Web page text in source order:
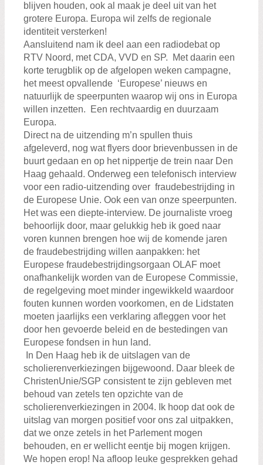
blijven houden, ook al maak je deel uit van het
grotere Europa. Europa wil zelfs de regionale
identiteit versterken!
Aansluitend nam ik deel aan een radiodebat op
RTV Noord, met CDA, VVD en SP. Met daarin een
korte terugblik op de afgelopen weken campagne,
het meest opvallende ‘Europese’ nieuws en
natuurlijk de speerpunten waarop wij ons in Europa
willen inzetten. Een rechtvaardig en duurzaam
Europa.
Direct na de uitzending m’n spullen thuis
afgeleverd, nog wat flyers door brievenbussen in de
buurt gedaan en op het nippertje de trein naar Den
Haag gehaald. Onderweg een telefonisch interview
voor een radio-uitzending over fraudebestrijding in
de Europese Unie. Ook een van onze speerpunten.
Het was een diepte-interview. De journaliste vroeg
behoorlijk door, maar gelukkig heb ik goed naar
voren kunnen brengen hoe wij de komende jaren
de fraudebestrijding willen aanpakken: het
Europese fraudebestrijdingsorgaan OLAF moet
onafhankelijk worden van de Europese Commissie,
de regelgeving moet minder ingewikkeld waardoor
fouten kunnen worden voorkomen, en de Lidstaten
moeten jaarlijks een verklaring afleggen voor het
door hen gevoerde beleid en de bestedingen van
Europese fondsen in hun land.
In Den Haag heb ik de uitslagen van de
scholierenverkiezingen bijgewoond. Daar bleek de
ChristenUnie/SGP consistent te zijn gebleven met
behoud van zetels ten opzichte van de
scholierenverkiezingen in 2004. Ik hoop dat ook de
uitslag van morgen positief voor ons zal uitpakken,
dat we onze zetels in het Parlement mogen
behouden, en er wellicht eentje bij mogen krijgen.
We hopen erop! Na afloop leuke gesprekken gehad